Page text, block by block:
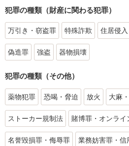
犯罪の種類（財産に関わる犯罪）
万引き・窃盗罪 特殊詐欺 住居侵入
偽造罪 強盗 器物損壊
犯罪の種類（その他）
薬物犯罪 恐喝・脅迫 放火 大麻
ストーカー規制法 賭博罪・オンラ
名誉毀損罪・侮辱罪 業務妨害罪・信